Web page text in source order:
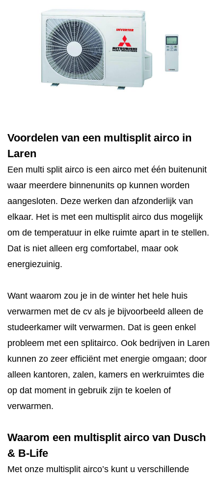
Voordelen van een multisplit airco in
Laren
Een multi split airco is een airco met één buitenunit
waar meerdere binnenunits op kunnen worden
aangesloten. Deze werken dan afzonderlijk van
elkaar. Het is met een multisplit airco dus mogelijk
om de temperatuur in elke ruimte apart in te stellen.
Dat is niet alleen erg comfortabel, maar ook
energiezuinig.
Want waarom zou je in de winter het hele huis
verwarmen met de cv als je bijvoorbeeld alleen de
studeerkamer wilt verwarmen. Dat is geen enkel
probleem met een splitairco. Ook bedrijven in Laren
kunnen zo zeer efficiënt met energie omgaan; door
alleen kantoren, zalen, kamers en werkruimtes die
op dat moment in gebruik zijn te koelen of
verwarmen.
Waarom een multisplit airco van Dusch
& B-Life
Met onze multisplit airco’s kunt u verschillende